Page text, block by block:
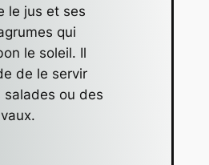
le jus et ses
qui
le soleil. Il
de le servir
salades ou des